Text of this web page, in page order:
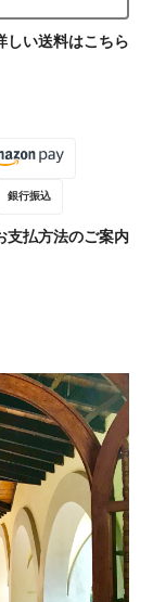
しい送料はこちら
銀行振込
支払方法のご案内